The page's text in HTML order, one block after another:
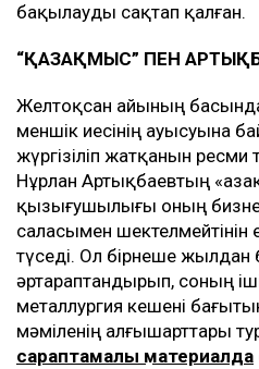
бақылауды сақтап қалған.
“ҚАЗАҚМЫС” ПЕН
Желтоқсан айының басында
меншік иесінің ауысуына
жүргізіліп жатқанын ресми
Нұрлан Артықбаевтың
қызығушылығы оның
саласымен шектелмейтінін
түседі. Ол бірнеше жылдан
әртараптандырып, соның
металлургия кешені
мәміленің алғышарттары
сараптамалық материалда